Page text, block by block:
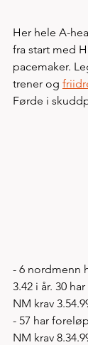
Her hele A-
fra start med
pacemaker.
trener og
Førde i
- 6 nordmenn
3.42 i år. 30
NM krav
- 57 har
NM krav